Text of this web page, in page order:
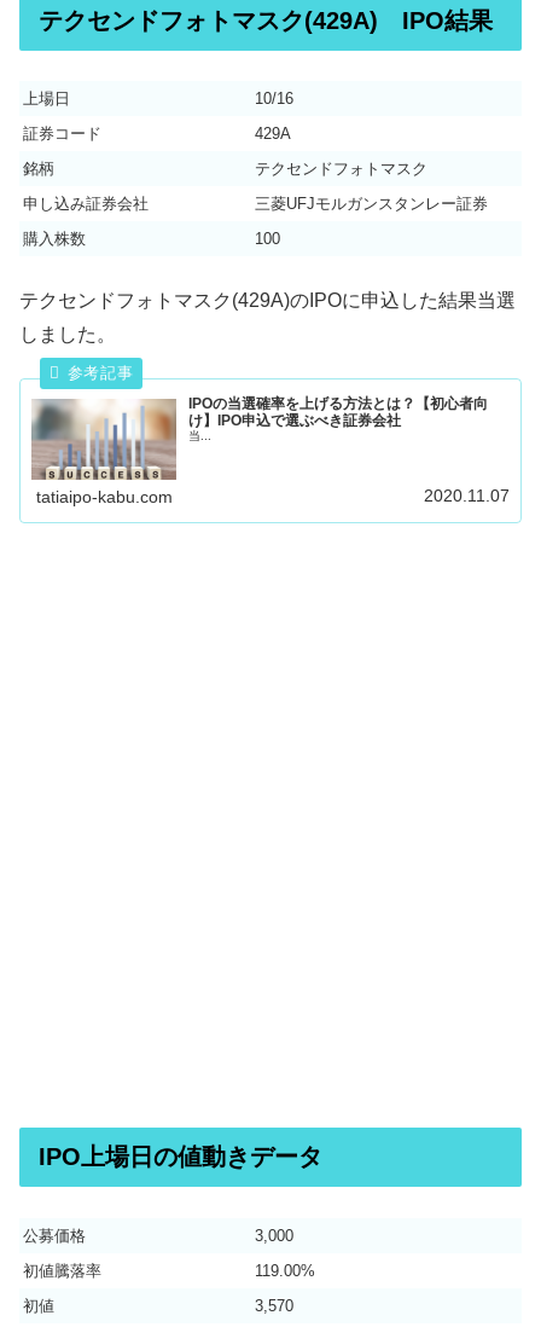
テクセンドフォトマスク(429A) IPO結果
上場日
10/16
証券コード
429A
銘柄
テクセンドフォトマスク
申し込み証券会社
三菱UFJモルガンスタンレー証券
購入株数
100
テクセンドフォトマスク(429A)のIPOに申込した結果当選
しました。
IPOの当選確率を上げる方法とは？【初心者向
け】IPO申込で選ぶべき証券会社
当...
tatiaipo-kabu.com 2020.11.07
IPO上場日の値動きデータ
公募価格
3,000
初値騰落率
119.00%
初値
3,570